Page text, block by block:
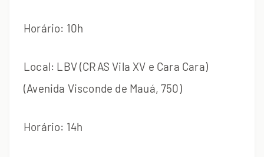
Horário: 10h
Local: LBV (CRAS Vila XV e Cara Cara)
(Avenida Visconde de Mauá, 750)
Horário: 14h